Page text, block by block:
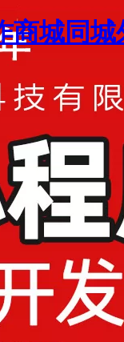
城同